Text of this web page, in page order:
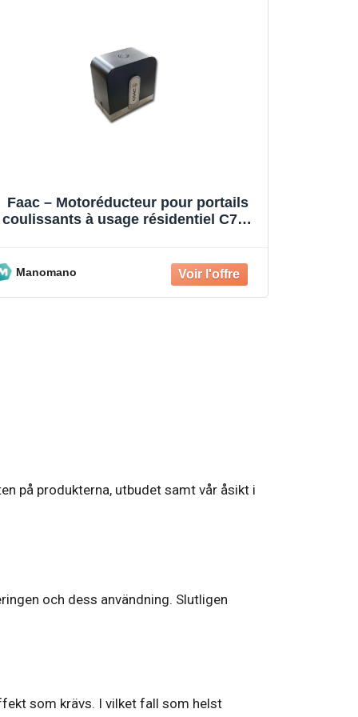
Faac – Motoréducteur pour portails
coulissants à usage résidentiel C720
Manomano
på produkterna, utbudet samt vår åsikt i
och dess användning. Slutligen
som krävs. I vilket fall som helst